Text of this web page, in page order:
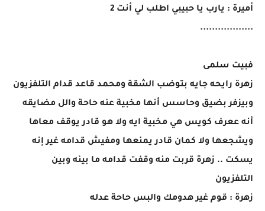
أميرة : يارب يا حبيبي اطلب لي أنت 2
..................
فبيت سلمى
زهرة رايحه جايه بتوضب الشقة ومحمد قاعد قدام التلفزيون
وبيزفر بضيق وحاسس أنها مخبية عنه حاحة والل مضايقه
أنه ععرف كويس هي مخبية ايه ولا هو قادر يوقف معاها
ويشجعها ولا كمان قادر يمنعها ومفيش قدامه غير إنه
يسكت .. زهرة قربت منه وقفت قدامه ما بينه وبين
التلفزيون
زهرة : قوم غير هدومك والبس حاحة عدله